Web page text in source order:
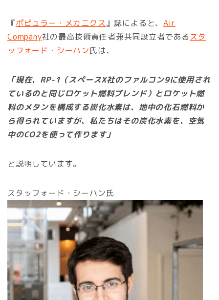
『ポピュラー・メカニクス』誌によると、Air
Company社の最高技術責任者兼共同設立者であるスタ
ッフォード・シーハン氏は、
「現在、RP-1（スペースX社のファルコン9に使用され
ているのと同じロケット燃料ブレンド）とロケット燃
料のメタンを構成する炭化水素は、地中の化石燃料か
ら得られていますが、私たちはその炭化水素を、空気
中のCO2を使って作ります」
と説明しています。
スタッフォード・シーハン氏